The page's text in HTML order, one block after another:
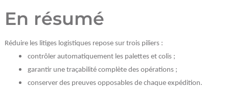
En résumé
Réduire les litiges logistiques repose sur trois piliers :
contrôler automatiquement les palettes et colis ;
garantir une traçabilité complète des opérations ;
conserver des preuves opposables de chaque expédition.